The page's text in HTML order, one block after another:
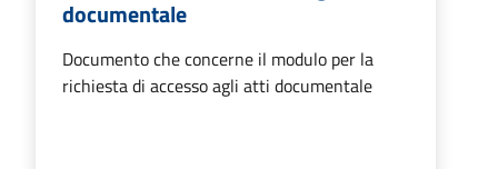
documentale
Documento che concerne il modulo per la
richiesta di accesso agli atti documentale